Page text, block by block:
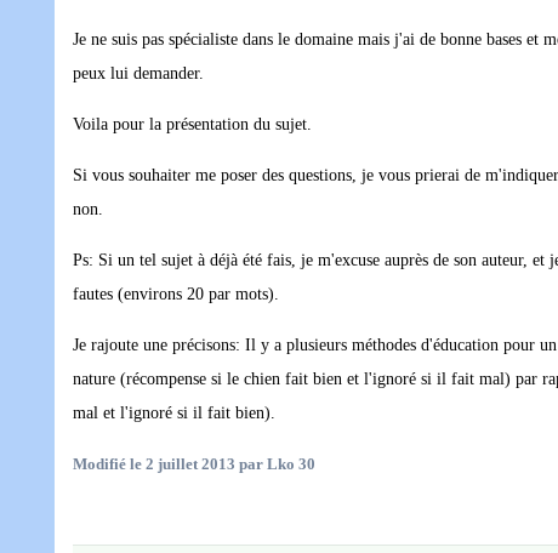
Je ne suis pas spécialiste dans le domaine mais j'ai de bonne bases
peux lui demander.
Voila pour la présentation du sujet.
Si vous souhaiter me poser des questions, je vous prierai de
non.
Ps: Si un tel sujet à déjà été fais, je m'excuse auprès de son auteur,
fautes (environs 20 par mots).
Je rajoute une précisons: Il y a plusieurs méthodes d'éducation pour
nature (récompense si le chien fait bien et l'ignoré si il fait mal) par
mal et l'ignoré si il fait bien).
Modifié le 2 juillet 2013 par Lko 30